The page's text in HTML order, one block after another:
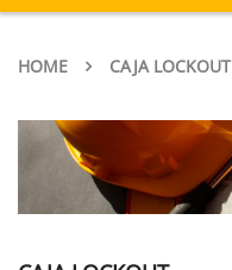
HOME CAJA LOCKOUT